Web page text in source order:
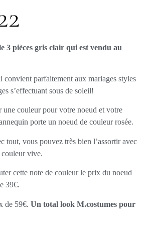
3 pièces gris clair qui est vendu au
convient parfaitement aux mariages styles
s’effectuant sous de soleil!
une couleur pour votre noeud et votre
porte un noeud de couleur rosée.
tout, vous pouvez très bien l’assortir avec
vive.
cette note de couleur le prix du noeud
39€.
de 59€. Un total look M.costumes pour